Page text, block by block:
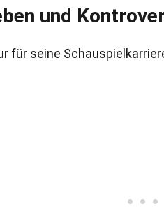
und
für seine